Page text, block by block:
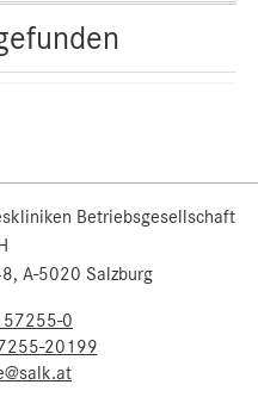
Betriebsgesellschaft
A-5020 Salzburg
0
20199